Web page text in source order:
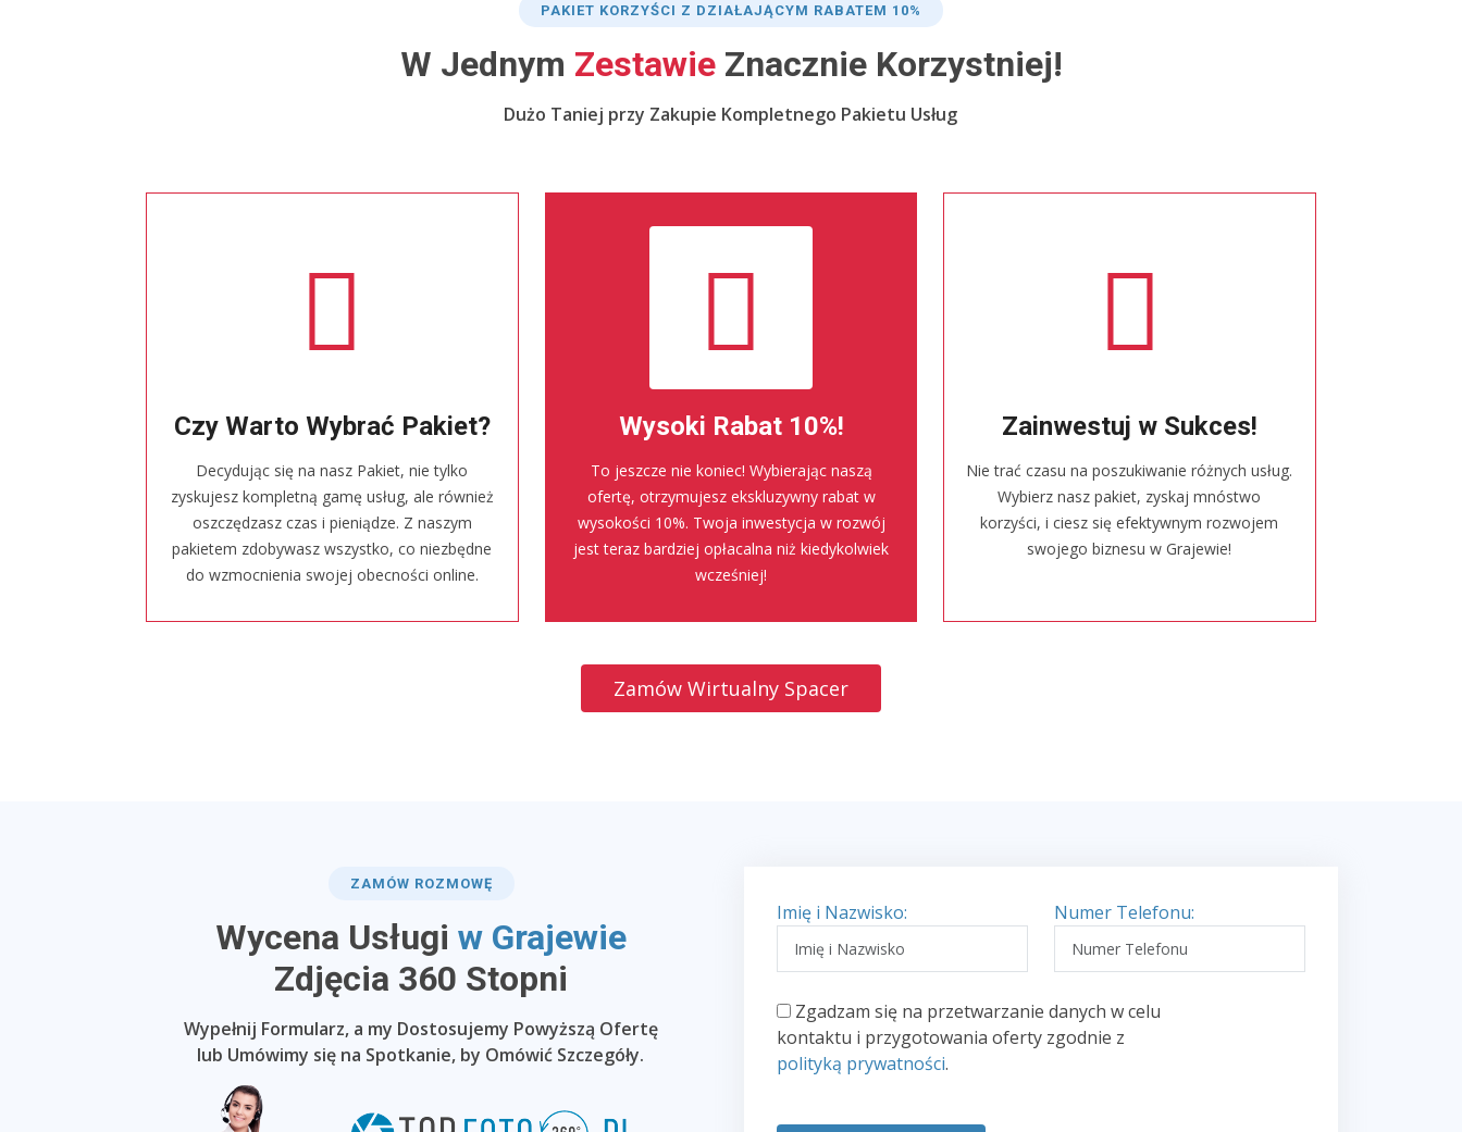
PAKIET KORZYŚCI Z DZIAŁAJĄCYM RABATEM 10%
W Jednym ZestawieZnacznie Korzystniej!
Dużo Taniej przy Zakupie Kompletnego Pakietu Usług
Czy Warto Wybrać Pakiet?
Decydując się na nasz Pakiet, nie tylko
zyskujesz kompletną gamę usług, ale również
oszczędzasz czas i pieniądze. Z naszym
pakietem zdobywasz wszystko, co niezbędne
do wzmocnienia swojej obecności online.
Wysoki Rabat 10%!
To jeszcze nie koniec! Wybierając naszą
ofertę, otrzymujesz ekskluzywny rabat w
wysokości 10%. Twoja inwestycja w rozwój
jest teraz bardziej opłacalna niż kiedykolwiek
wcześniej!
Zainwestuj w Sukces!
Nie trać czasu na poszukiwanie różnych usług.
Wybierz nasz pakiet, zyskaj mnóstwo
korzyści, i ciesz się efektywnym rozwojem
swojego biznesu w Grajewie!
Zamów Wirtualny Spacer
ZAMÓW ROZMOWĘ
Wycena Usługi w Grajewie
​Zdjęcia 360 Stopni
Wypełnij Formularz, a my Dostosujemy Powyższą Ofertę
lub Umówimy się na Spotkanie, by Omówić Szczegóły.
Imię i Nazwisko: Numer Telefonu:
Zgadzam się na przetwarzanie danych w celu
kontaktu i przygotowania oferty zgodnie z
polityką prywatności.